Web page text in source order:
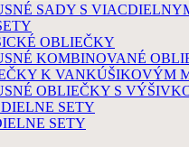
SADY S
OBLIEČKY
KOMBINOVANÉ
K VANKÚŠIKOVÝM
OBLIEČKY S
SETY
SETY